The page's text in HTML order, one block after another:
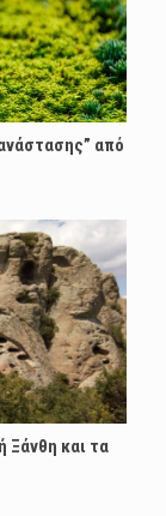
από
Ξάνθη και τα